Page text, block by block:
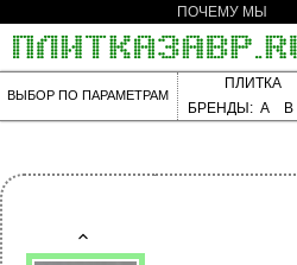
ПОЧЕМУ МЫ
ВЫБОР ПО ПАРАМЕТРАМ
ПЛИТКА
БРЕНДЫ: A B